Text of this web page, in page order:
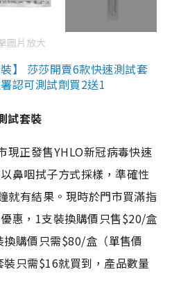
圖片放大
】 莎莎開賣6款快速測試套
認可測試劑買2送1
試套裝
現正發售YHLO新冠病毒快速
鼻咽拭子方式採樣，準確性
就有結果。現時於門市買滿指
惠，1支裝換購價只售$20/盒
換購價只需$80/盒（單售價
只需$16就買到，產品數量